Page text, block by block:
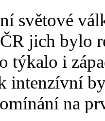
světové
jich bylo
týkalo i
intenzívní
na